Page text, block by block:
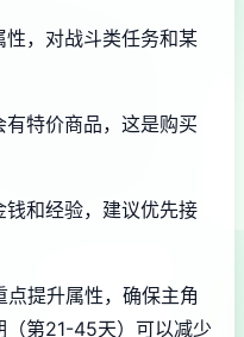
，对战斗类任务和某
特价商品，这是购买
和经验，建议优先接
提升属性，确保主角
（第21-45天）可以减少